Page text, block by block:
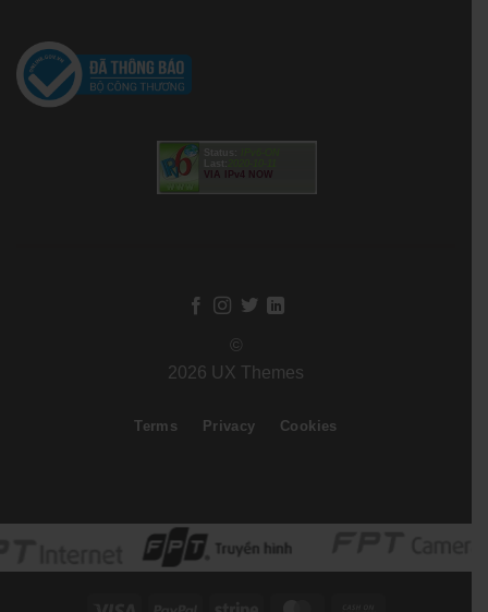
Status:
Last:
VIA IPv4 NOW
©
2026 UX Themes
Terms Privacy Cookies